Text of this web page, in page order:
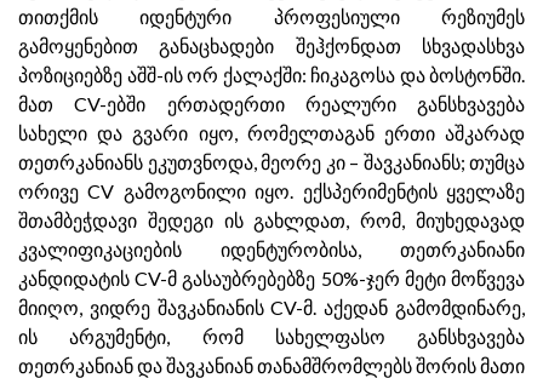
თითქმის იდენტური პროფესიული რეზიუმეს
გამოყენებით განაცხადები შეჰქონდათ სხვადასხვა
პოზიციებზე აშშ-ის ორ ქალაქში: ჩიკაგოსა და ბოსტონში.
მათ CV-ებში ერთადერთი რეალური განსხვავება
სახელი და გვარი იყო, რომელთაგან ერთი აშკარად
თეთრკანიანს ეკუთვნოდა, მეორე კი – შავკანიანს; თუმცა
ორივე CV გამოგონილი იყო. ექსპერიმენტის ყველაზე
შთამბეჭდავი შედეგი ის გახლდათ, რომ, მიუხედავად
კვალიფიკაციების იდენტურობისა, თეთრკანიანი
კანდიდატის CV-მ გასაუბრებებზე 50%-ჯერ მეტი მოწვევა
მიიღო, ვიდრე შავკანიანის CV-მ. აქედან გამომდინარე,
ის არგუმენტი, რომ სახელფასო განსხვავება
თეთრკანიან და შავკანიან თანამშრომლებს შორის მათი